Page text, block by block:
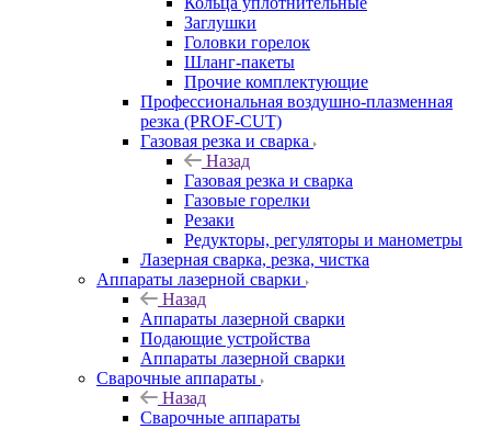
Заглушки
Головки горелок
Шланг-пакеты
Прочие комплектующие
Профессиональная воздушно-плазменная
резка (PROF-CUT)
Газовая резка и сварка
Назад
Газовая резка и сварка
Газовые горелки
Резаки
Редукторы, регуляторы и манометры
Лазерная сварка, резка, чистка
Аппараты лазерной сварки
Назад
Аппараты лазерной сварки
Подающие устройства
Аппараты лазерной сварки
Сварочные аппараты
Назад
Сварочные аппараты